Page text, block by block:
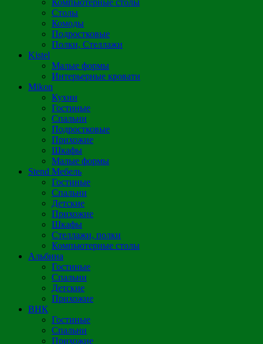
Компьютерные столы
Столы
Комоды
Подростковые
Полки, Стеллажи
Kistel
Малые формы
Интерьерные кровати
Mikon
Кухни
Гостиные
Спальни
Подростковые
Прихожие
Шкафы
Малые формы
Stend Мебель
Гостиные
Спальни
Детские
Прихожие
Шкафы
Стеллажи, полки
Компьютерные столы
Альбина
Гостиные
Спальни
Детские
Прихожие
ВНК
Гостиные
Спальни
Прихожие